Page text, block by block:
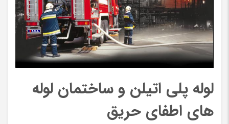
لوله پلی اتیلن و ساختمان لوله
های اطفای حریق